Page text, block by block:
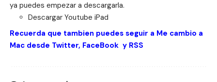
ya puedes empezar a descargarla.
Descargar Youtube iPad
Recuerda que tambien puedes seguir a Me cambio a
Mac desde Twitter, FaceBook y RSS